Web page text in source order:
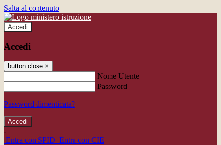
Salta al contenuto
Accedi
Accedi
button close ×
Nome Utente
Password
Password dimenticata?
-
Entra con SPID Entra con CIE